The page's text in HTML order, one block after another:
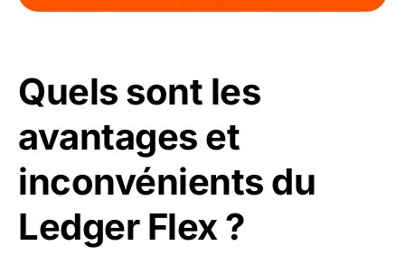
Quels sont les
avantages et
inconvénients du
Ledger Flex ?